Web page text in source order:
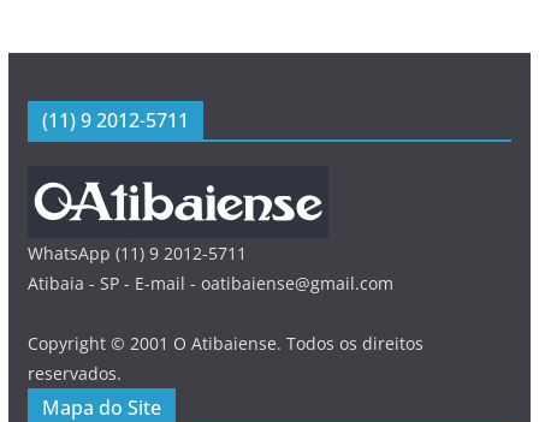
(11) 9 2012-5711
WhatsApp (11) 9 2012-5711
Atibaia - SP - E-mail - oatibaiense@gmail.com
Copyright © 2001 O Atibaiense. Todos os direitos
reservados.
Mapa do Site